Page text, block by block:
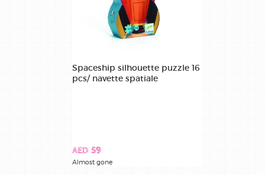
Spaceship silhouette puzzle 16
pcs/ navette spatiale
AED 59
Almost gone